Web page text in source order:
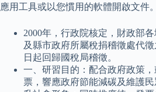
應用工具或以您慣用的軟體開啟文件。
2000年，行政院核定，財政部
及縣市政府所屬稅捐稽徵處代
日起回歸國稅局稽徵。
一、研習目的：配合政府政策
票，響應政府節能減碳及維護